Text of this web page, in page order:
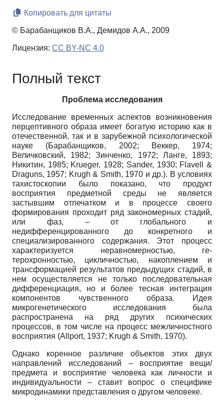
Копировать для цитаты
© Барабанщиков В.А., Демидов А.А., 2009
Лицензия: CC BY-NC 4.0
Полный текст
Проблема исследования
Исследование временных аспектов возникновения
перцептивного образа име­ет богатую историю как в
отечественной, так и в зарубежной психологической
науке (Барабанщиков, 2002; Веккер, 1974;
Величковский, 1982; Зинченко, 1972; Ланге, 1893;
Никитин, 1985; Krueger, 1928; Sander, 1930; Flavell &
Draguns, 1957; Krugh & Smith, 1970 и др.). В условиях
тахистоскопии было показано, что продукт
восприятия предметной среды не является
застывшим отпечатком и в процессе своего
формирования проходит ряд за­кономерных стадий,
или фаз, – от глобального и
недифференцированного до конкретного и
специализированного содержания. Этот процесс
характеризуется неравномерностью, ге­
терохронностью, цикличностью, накоплением и
трансформацией результатов предыдущих стадий, в
нем осуществляется не только последовательная
дифференциация, но и более тесная интеграция
компонентов чувственного образа. Идея
микрогенетического исследо­вания была
распространена на ряд других психических
процессов, в том числе на процесс межличностного
восприятия (Allport, 1937; Krugh & Smith, 1970).
Однако коренное различие объектов этих двух
направлений исследований – восприя­тие вещи/
предмета и восприятие человека как личности и
индивидуальности – ставит во­прос о специфике
микродинамики представления о другом человеке.